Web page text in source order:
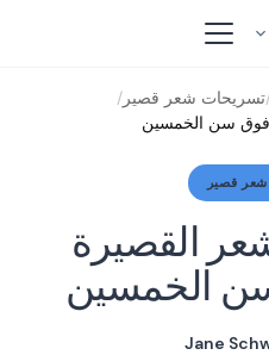
تسريحات شعر قصير /
فوق سن الخمسين
قصير
القصيرة
الخمسين
Jane